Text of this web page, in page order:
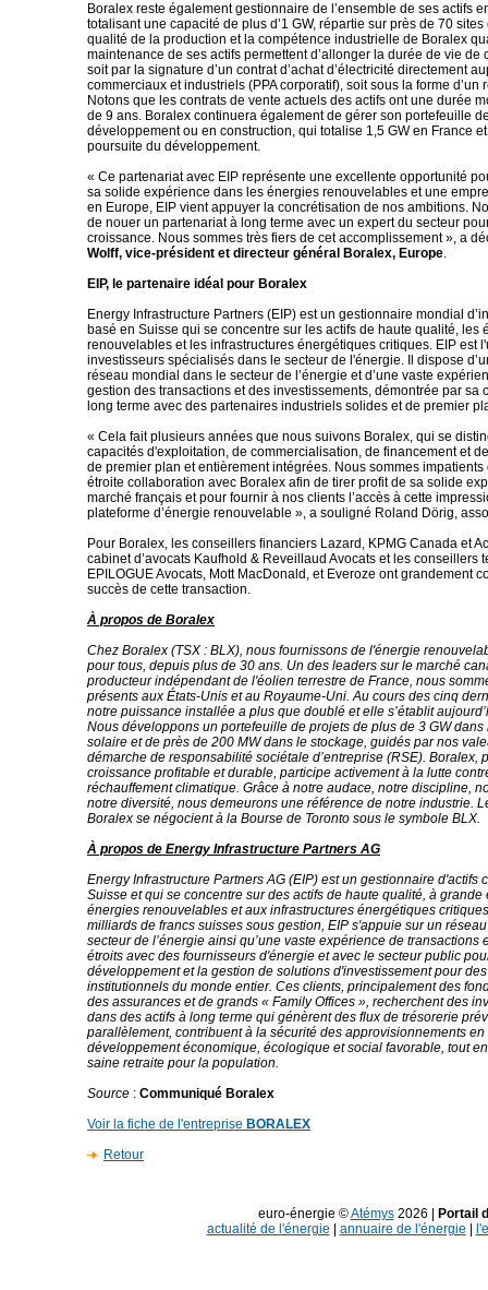
Boralex reste également gestionnaire de l’ensemble de ses actifs
totalisant une capacité de plus d’1 GW, répartie sur près de 70
qualité de la production et la compétence industrielle de Boralex
maintenance de ses actifs permettent d’allonger la durée de vie de
soit par la signature d’un contrat d’achat d’électricité directement
commerciaux et industriels (PPA corporatif), soit sous la forme d’un
Notons que les contrats de vente actuels des actifs ont une durée
de 9 ans. Boralex continuera également de gérer son portefeuille
développement ou en construction, qui totalise 1,5 GW en France
poursuite du développement.
« Ce partenariat avec EIP représente une excellente opportunité
sa solide expérience dans les énergies renouvelables et une
en Europe, EIP vient appuyer la concrétisation de nos ambitions.
de nouer un partenariat à long terme avec un expert du secteur
croissance. Nous sommes très fiers de cet accomplissement », a
Wolff, vice-président et directeur général Boralex, Europe.
EIP, le partenaire idéal pour Boralex
Energy Infrastructure Partners (EIP) est un gestionnaire mondial
basé en Suisse qui se concentre sur les actifs de haute qualité, les
renouvelables et les infrastructures énergétiques critiques. EIP est
investisseurs spécialisés dans le secteur de l'énergie. Il dispose
réseau mondial dans le secteur de l’énergie et d’une vaste
gestion des transactions et des investissements, démontrée par sa
long terme avec des partenaires industriels solides et de premier
« Cela fait plusieurs années que nous suivons Boralex, qui se
capacités d'exploitation, de commercialisation, de financement et
de premier plan et entièrement intégrées. Nous sommes
étroite collaboration avec Boralex afin de tirer profit de sa solide
marché français et pour fournir à nos clients l’accès à cette
plateforme d’énergie renouvelable », a souligné Roland Dörig,
Pour Boralex, les conseillers financiers Lazard, KPMG Canada et
cabinet d’avocats Kaufhold & Reveillaud Avocats et les conseillers
EPILOGUE Avocats, Mott MacDonald, et Everoze ont grandement
succès de cette transaction.
À propos de Boralex
Chez Boralex (TSX : BLX), nous fournissons de l'énergie
pour tous, depuis plus de 30 ans. Un des leaders sur le marché
producteur indépendant de l'éolien terrestre de France, nous
présents aux États-Unis et au Royaume-Uni. Au cours des cinq
notre puissance installée a plus que doublé et elle s’établit
Nous développons un portefeuille de projets de plus de 3 GW dans
solaire et de près de 200 MW dans le stockage, guidés par nos
démarche de responsabilité sociétale d’entreprise (RSE). Boralex,
croissance profitable et durable, participe activement à la lutte
réchauffement climatique. Grâce à notre audace, notre discipline,
notre diversité, nous demeurons une référence de notre industrie.
Boralex se négocient à la Bourse de Toronto sous le symbole BLX.
À propos de Energy Infrastructure Partners AG
Energy Infrastructure Partners AG (EIP) est un gestionnaire d'actifs
Suisse et qui se concentre sur des actifs de haute qualité, à grande
énergies renouvelables et aux infrastructures énergétiques
milliards de francs suisses sous gestion, EIP s'appuie sur un
secteur de l’énergie ainsi qu’une vaste expérience de transactions
étroits avec des fournisseurs d'énergie et avec le secteur public
développement et la gestion de solutions d'investissement pour
institutionnels du monde entier. Ces clients, principalement des
des assurances et de grands « Family Offices », recherchent des
dans des actifs à long terme qui génèrent des flux de trésorerie
parallèlement, contribuent à la sécurité des approvisionnements
développement économique, écologique et social favorable, tout
saine retraite pour la population.
Source : Communiqué Boralex
Voir la fiche de l'entreprise BORALEX
Retour
euro-énergie ©Atémys2026 |
Portail
actualité de l'énergie
annuaire de l'énergie